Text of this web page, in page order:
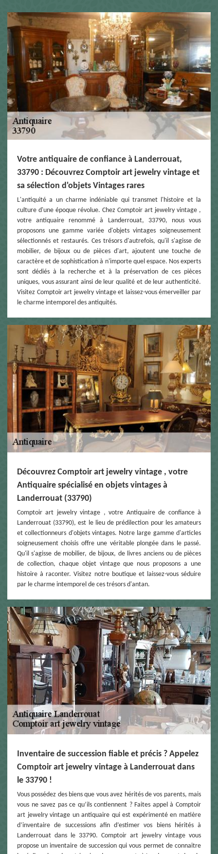
Votre antiquaire de confiance à Landerrouat,
33790 : Découvrez Comptoir art jewelry vintage et
sa sélection d'objets Vintages rares
L'antiquité a un charme indéniable qui transmet l'histoire et la
culture d'une époque révolue. Chez Comptoir art jewelry vintage ,
votre antiquaire renommé à Landerrouat, 33790, nous vous
proposons une gamme variée d'objets vintages soigneusement
sélectionnés et restaurés. Ces trésors d'autrefois, qu'il s'agisse de
mobilier, de bijoux ou de pièces d'art, ajoutent une touche de
caractère et de sophistication à n'importe quel espace. Nos experts
sont dédiés à la recherche et à la préservation de ces pièces
uniques, vous assurant ainsi de leur qualité et de leur authenticité.
Visitez Comptoir art jewelry vintage et laissez-vous émerveiller par
le charme intemporel des antiquités.
Découvrez Comptoir art jewelry vintage , votre
Antiquaire spécialisé en objets vintages à
Landerrouat (33790)
Comptoir art jewelry vintage , votre Antiquaire de confiance à
Landerrouat (33790), est le lieu de prédilection pour les amateurs
et collectionneurs d'objets vintages. Notre large gamme d'articles
soigneusement choisis offre une véritable plongée dans le passé.
Qu'il s'agisse de mobilier, de bijoux, de livres anciens ou de pièces
de collection, chaque objet vintage que nous proposons a une
histoire à raconter. Visitez notre boutique et laissez-vous séduire
par le charme intemporel de ces trésors d'antan.
Inventaire de succession fiable et précis ? Appelez
Comptoir art jewelry vintage à Landerrouat dans
le 33790 !
Vous possédez des biens que vous avez hérités de vos parents, mais
vous ne savez pas ce qu’ils contiennent ? Faites appel à Comptoir
art jewelry vintage un antiquaire qui est expérimenté en matière
d’inventaire de successions afin d’estimer vos biens hérités à
Landerrouat dans le 33790. Comptoir art jewelry vintage vous
propose un inventaire de succession qui vous permet de connaitre